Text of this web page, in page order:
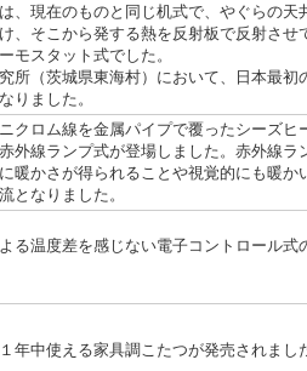
、現在のものと同じ机式で、やぐらの天
、そこから発する熱を反射板で反射させ
モスタット式でした。
所（茨城県東海村）において、日本最初
りました。
クロム線を金属パイプで覆ったシーズヒ
外線ランプ式が登場しました。赤外線ラ
暖かさが得られることや視覚的にも暖か
となりました。
る温度差を感じない電子コントロール式
中使える家具調こたつが発売されまし